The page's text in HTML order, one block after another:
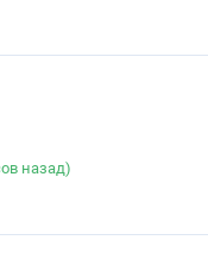
назад)